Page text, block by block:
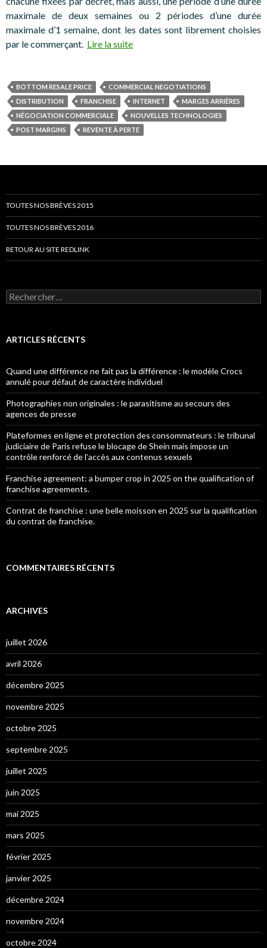
maximale de deux semaines ou 2 périodes d’une durée
maximale d’1 semaine, dont les dates sont librement choisies
par le commerçant. Lire la suite
BOTTOM RESALE PRICE
COMMERCIAL NEGOTIATIONS
DISTRIBUTION
FRANCHISE INTERNET
MARGES ARRIÈRES
NÉGOCIATION COMMERCIALE
NOUVELLES TECHNOLOGIES
POST MARGINS
REVENTE À PERTE
TOUTES NOS BRÈVES 2015
TOUTES NOS BRÈVES 2016
RETOUR AU SITE REDLINK
Rechercher :
ARTICLES RÉCENTS
Quand une différence ne fait pas la différence : le modèle Crocs
annulé pour défaut de caractère individuel
Photographies non originales : le parasitisme au secours des
agences de presse
Plateformes en ligne et protection des consommateurs : le tribunal
judiciaire de Paris refuse le blocage de Shein mais impose un
contrôle renforcé de l’accès aux contenus sexuels
Franchise agreement: a bumper crop in 2025 on the qualification of
franchise agreements.
Contrat de franchise : une belle moisson en 2025 sur la qualification
du contrat de franchise.
COMMENTAIRES RÉCENTS
ARCHIVES
juillet 2026
avril 2026
décembre 2025
novembre 2025
octobre 2025
septembre 2025
juillet 2025
juin 2025
mai 2025
mars 2025
février 2025
janvier 2025
décembre 2024
novembre 2024
octobre 2024